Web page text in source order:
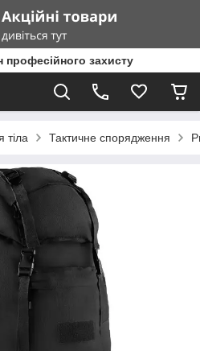
захисту
тіла Тактичне спорядження